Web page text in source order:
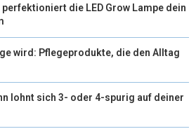
die LED Grow Lampe dein
wird: Pflegeprodukte, die den Alltag
lohnt sich 3- oder 4-spurig auf deiner